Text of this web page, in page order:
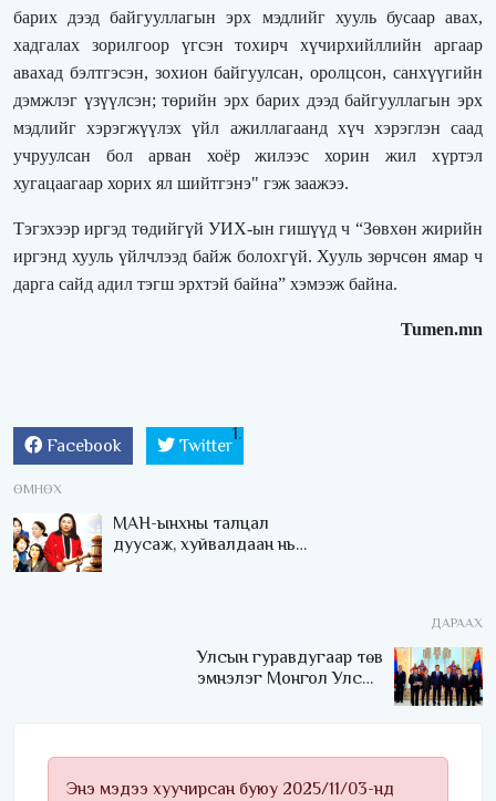
барих дээд байгууллагын эрх мэдлийг хууль бусаар авах,
хадгалах зорилгоор үгсэн тохирч хүчирхийллийн аргаар
авахад бэлтгэсэн, зохион байгуулсан, оролцсон, санхүүгийн
дэмжлэг үзүүлсэн; төрийн эрх барих дээд байгууллагын эрх
мэдлийг хэрэгжүүлэх үйл ажиллагаанд хүч хэрэглэн саад
учруулсан бол арван хоёр жилээс хорин жил хүртэл
хугацаагаар хорих ял шийтгэнэ" гэж заажээ.
Тэгэхээр иргэд төдийгүй УИХ-ын гишүүд ч “Зөвхөн жирийн
иргэнд хууль үйлчлээд байж болохгүй. Хууль зөрчсөн ямар ч
дарга сайд адил тэгш эрхтэй байна” хэмээж байна.
Tumen.mn
Facebook Twitter
ӨМНӨХ
МАН-ынхны талцал
дуусаж, хуйвалдаан нь
ДАРААХ
Улсын гуравдугаар төв
эмнэлэг Монгол Улсын
Энэ мэдээ хуучирсан буюу 2025/11/03-нд